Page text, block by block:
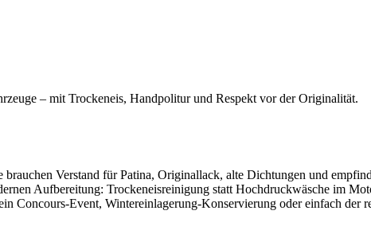
– mit Trockeneis, Handpolitur und Respekt vor der Originalität.
Verstand für Patina, Originallack, alte Dichtungen und
Aufbereitung: Trockeneisreinigung statt Hochdruckwäsche im
Concours-Event, Wintereinlagerung-Konservierung oder einfach der